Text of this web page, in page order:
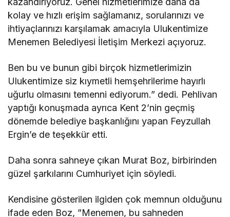
kolay ve hızlı erişim sağlamanız, sorularınızı ve
ihtiyaçlarınızı karşılamak amacıyla Ulukentimize
Menemen Belediyesi İletişim Merkezi açıyoruz.
Ben bu ve bunun gibi birçok hizmetlerimizin
Ulukentimize siz kıymetli hemşehrilerime hayırlı
uğurlu olmasını temenni ediyorum.” dedi. Pehlivan
yaptığı konuşmada ayrıca Kent 2’nin geçmiş
dönemde belediye başkanlığını yapan Feyzullah
Ergin’e de teşekkür etti.
Daha sonra sahneye çıkan Murat Boz, birbirinden
güzel şarkılarını Cumhuriyet için söyledi.
Kendisine gösterilen ilgiden çok memnun olduğunu
ifade eden Boz, ”Menemen, bu sahneden